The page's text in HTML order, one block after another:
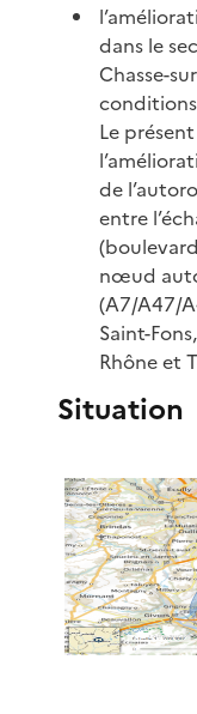
dans le
Chasse-
Le
de
entre
nœud
(A7/A47/
Saint-
Rhône et
Situation